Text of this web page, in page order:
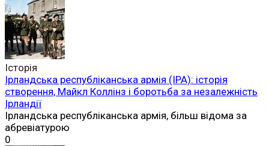
Історія
Ірландська республіканська армія (ІРА): історія
створення, Майкл Коллінз і боротьба за незалежність
Ірландії
Ірландська республіканська армія, більш відома за
абревіатурою
0